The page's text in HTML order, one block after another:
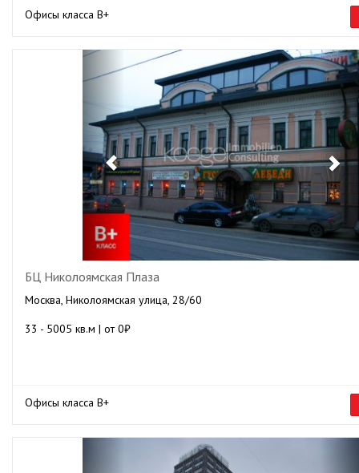
Офисы класса B+
Previous
БЦ Николоямская Плаза
Москва, Николоямская улица, 28/60
33 - 5005 кв.м | от 0₽
Офисы класса B+